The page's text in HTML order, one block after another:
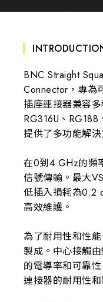
BNC Straight
Connector，專為
插座連接器兼容多
RG316U、
提供了多功能解決
在0到4 GHz的頻
信號傳輸。最大
低插入損耗為0.2
高效維護。
為了耐用性和性
製成。中心接觸
的電導率和可靠
連接器的耐用性和